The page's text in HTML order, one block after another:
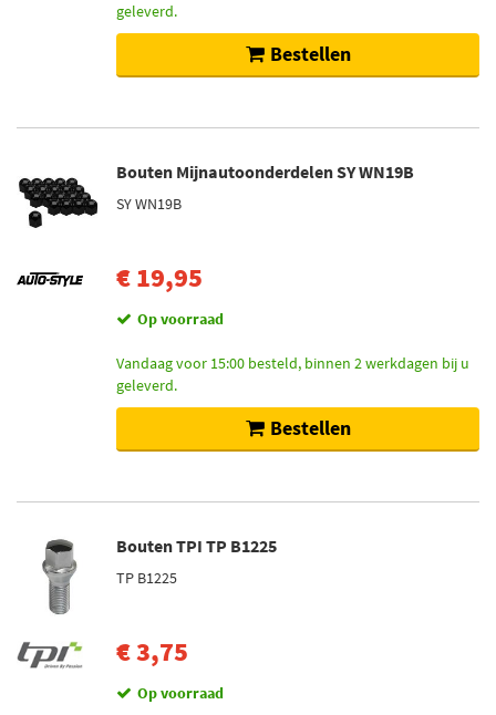
geleverd.
Bestellen
Bouten Mijnautoonderdelen SY WN19B
SY WN19B
€ 19,95
Op voorraad
Vandaag voor 15:00 besteld, binnen 2 werkdagen bij u
geleverd.
Bestellen
Bouten TPI TP B1225
TP B1225
€ 3,75
Op voorraad